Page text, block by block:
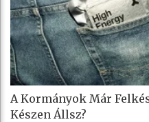
A Kormányok Már
Készen Állsz?